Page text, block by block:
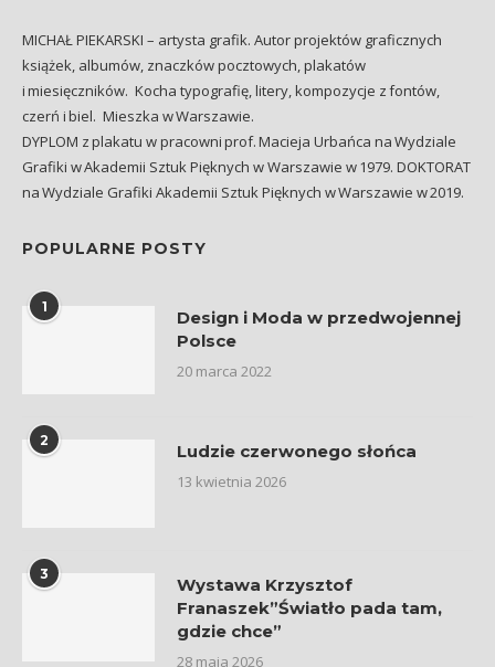
MICHAŁ PIEKARSKI – artysta grafik. Autor projektów graficznych
książek, albumów, znaczków pocztowych, plakatów
i miesięczników. Kocha typografię, litery, kompozycje z fontów,
czerń i biel. Mieszka w Warszawie.
DYPLOM z plakatu w pracowni prof. Macieja Urbańca na Wydziale
Grafiki w Akademii Sztuk Pięknych w Warszawie w 1979. DOKTORAT
na Wydziale Grafiki Akademii Sztuk Pięknych w Warszawie w 2019.
POPULARNE POSTY
1
Design i Moda w przedwojennej
Polsce
20 marca 2022
2 Ludzie czerwonego słońca
13 kwietnia 2026
3
Wystawa Krzysztof
Franaszek”Światło pada tam,
gdzie chce”
28 maja 2026